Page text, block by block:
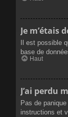
Je m’étais
Il est possible
base de
Haut
J’ai perdu
Pas de
instructions et